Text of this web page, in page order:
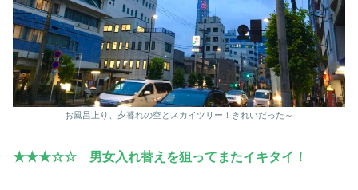
お風呂上り、夕暮れの空とスカイツリー！きれいだった～
★★★☆☆ 男女入れ替えを狙ってまたイキタイ！